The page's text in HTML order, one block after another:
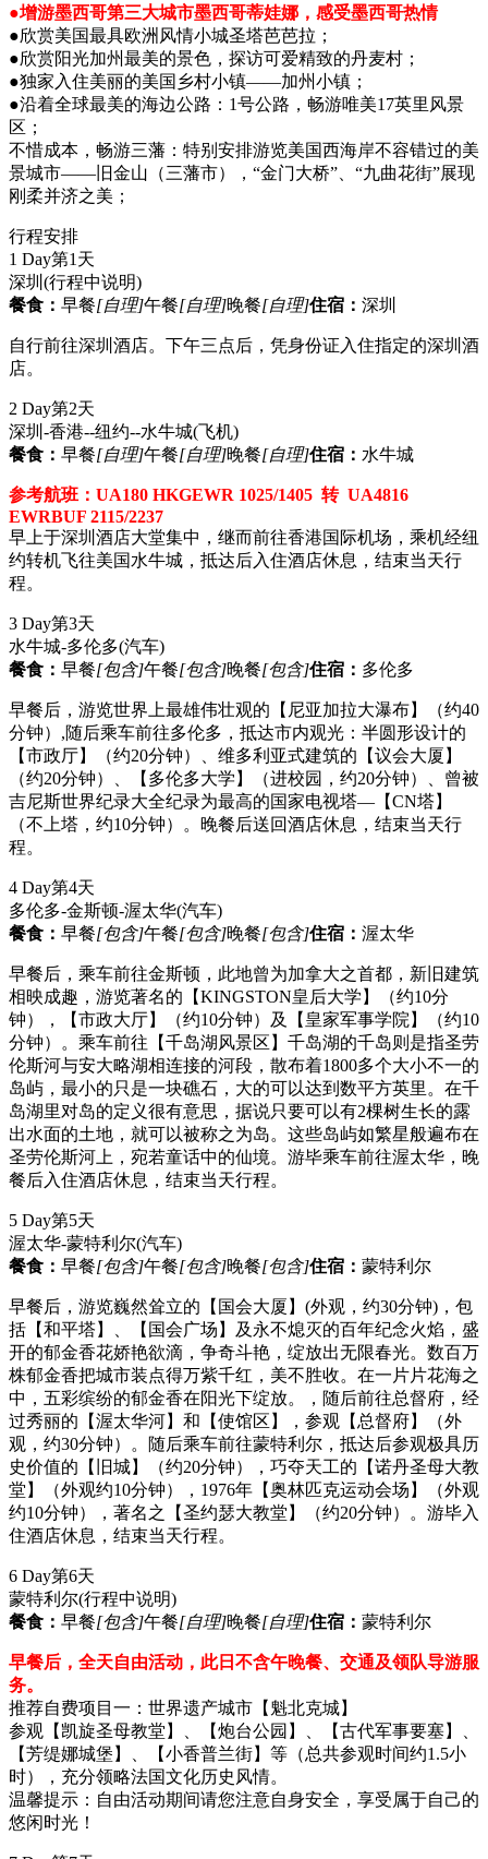
●增游墨西哥第三大城市墨西哥蒂娃娜，感受墨西哥热情
●欣赏美国最具欧洲风情小城圣塔芭芭拉；
●欣赏阳光加州最美的景色，探访可爱精致的丹麦村；
●独家入住美丽的美国乡村小镇——加州小镇；
●沿着全球最美的海边公路：1号公路，畅游唯美17英里风景
区；
不惜成本，畅游三藩：特别安排游览美国西海岸不容错过的美
景城市——旧金山（三藩市），“金门大桥”、“九曲花街”展现
刚柔并济之美；
行程安排
1 Day第1天
深圳 (行程中说明)
餐食： 早餐[自理]午餐[自理]晚餐[自理]住宿： 深圳
自行前往深圳酒店。下午三点后，凭身份证入住指定的深圳酒
店。
2 Day第2天
深圳-香港--纽约--水牛城(飞机)
餐食： 早餐[自理]午餐[自理]晚餐[自理]住宿： 水牛城
参考航班：UA180 HKGEWR 1025/1405 转 UA4816
EWRBUF 2115/2237
早上于深圳酒店大堂集中，继而前往香港国际机场，乘机经纽
约转机飞往美国水牛城，抵达后入住酒店休息，结束当天行
程。
3 Day第3天
水牛城-多伦多(汽车)
餐食： 早餐[包含]午餐[包含]晚餐[包含]住宿： 多伦多
早餐后，游览世界上最雄伟壮观的【尼亚加拉大瀑布】（约40
分钟）,随后乘车前往多伦多，抵达市内观光：半圆形设计的
【市政厅】（约20分钟）、维多利亚式建筑的【议会大厦】
（约20分钟）、【多伦多大学】（进校园，约20分钟）、曾被
吉尼斯世界纪录大全纪录为最高的国家电视塔—【CN塔】
（不上塔，约10分钟）。晚餐后送回酒店休息，结束当天行
程。
4 Day第4天
多伦多-金斯顿-渥太华(汽车)
餐食： 早餐[包含]午餐[包含]晚餐[包含]住宿： 渥太华
早餐后，乘车前往金斯顿，此地曾为加拿大之首都，新旧建筑
相映成趣，游览著名的【KINGSTON皇后大学】（约10分
钟），【市政大厅】（约10分钟）及【皇家军事学院】（约10
分钟）。乘车前往【千岛湖风景区】千岛湖的千岛则是指圣劳
伦斯河与安大略湖相连接的河段，散布着1800多个大小不一的
岛屿，最小的只是一块礁石，大的可以达到数平方英里。在千
岛湖里对岛的定义很有意思，据说只要可以有2棵树生长的露
出水面的土地，就可以被称之为岛。这些岛屿如繁星般遍布在
圣劳伦斯河上，宛若童话中的仙境。游毕乘车前往渥太华，晚
餐后入住酒店休息，结束当天行程。
5 Day第5天
渥太华-蒙特利尔(汽车)
餐食： 早餐[包含]午餐[包含]晚餐[包含]住宿： 蒙特利尔
早餐后，游览巍然耸立的【国会大厦】(外观，约30分钟)，包
括【和平塔】、【国会广场】及永不熄灭的百年纪念火焰，盛
开的郁金香花娇艳欲滴，争奇斗艳，绽放出无限春光。数百万
株郁金香把城市装点得万紫千红，美不胜收。在一片片花海之
中，五彩缤纷的郁金香在阳光下绽放。，随后前往总督府，经
过秀丽的【渥太华河】和【使馆区】，参观【总督府】（外
观，约30分钟）。随后乘车前往蒙特利尔，抵达后参观极具历
史价值的【旧城】（约20分钟），巧夺天工的【诺丹圣母大教
堂】（外观约10分钟），1976年【奥林匹克运动会场】（外观
约10分钟），著名之【圣约瑟大教堂】（约20分钟）。游毕入
住酒店休息，结束当天行程。
6 Day第6天
蒙特利尔(行程中说明)
餐食： 早餐[包含]午餐[自理]晚餐[自理]住宿： 蒙特利尔
早餐后，全天自由活动，此日不含午晚餐、交通及领队导游服
务。
推荐自费项目一：世界遗产城市【魁北克城】
参观【凯旋圣母教堂】、【炮台公园】、【古代军事要塞】、
【芳缇娜城堡】、【小香普兰街】等（总共参观时间约1.5小
时），充分领略法国文化历史风情。
温馨提示：自由活动期间请您注意自身安全，享受属于自己的
悠闲时光！